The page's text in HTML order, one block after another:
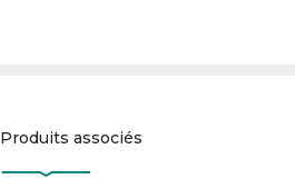
Produits associés